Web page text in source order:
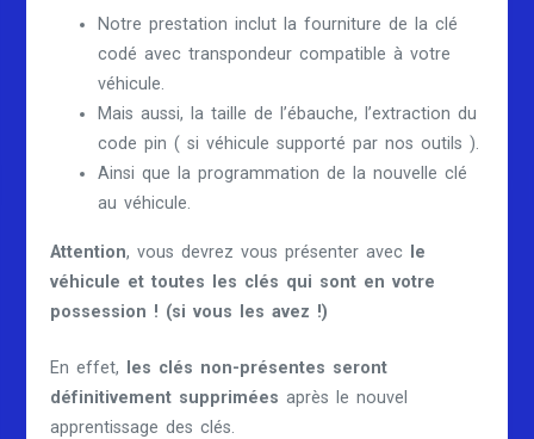
Notre prestation inclut la fourniture de la clé
codé avec transpondeur compatible à votre
véhicule.
Mais aussi, la taille de l’ébauche, l’extraction du
code pin ( si véhicule supporté par nos outils ).
Ainsi que la programmation de la nouvelle clé
au véhicule.
Attention, vous devrez vous présenter avec le
véhicule et toutes les clés qui sont en votre
possession ! (si vous les avez !)
En effet, les clés non-présentes seront
définitivement supprimées après le nouvel
apprentissage des clés.